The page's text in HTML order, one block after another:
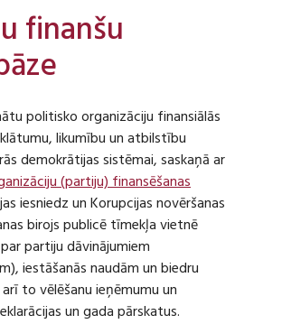
finanšu
politisko organizāciju finansiālās
likumību un atbilstību
demokrātijas sistēmai, saskaņā ar
(partiju) finansēšanas
iesniedz un Korupcijas novēršanas
birojs publicē tīmekļa vietnē
partiju dāvinājumiem
iestāšanās naudām un biedru
to vēlēšanu ieņēmumu un
un gada pārskatus.